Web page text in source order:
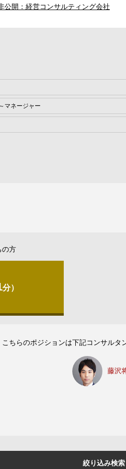
公開：経営コンサルティング会社
マネージャー
の方
分）
こちらのポジションは下記コンサルタ
藤沢
絞り込み検索